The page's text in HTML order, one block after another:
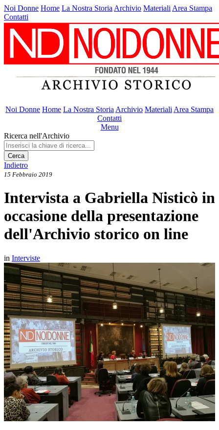
Noi Donne Home La Nostra Storia Archivio Materiali Area Stampa
Contatti
Noi Donne Home La Nostra Storia Archivio Materiali Area Stampa
Contatti
Menu
Ricerca nell'Archivio
Cerca
Indietro
15 Febbraio 2019
Intervista a Gabriella Nisticò in
occasione della presentazione
dell'Archivio storico on line
in Interviste